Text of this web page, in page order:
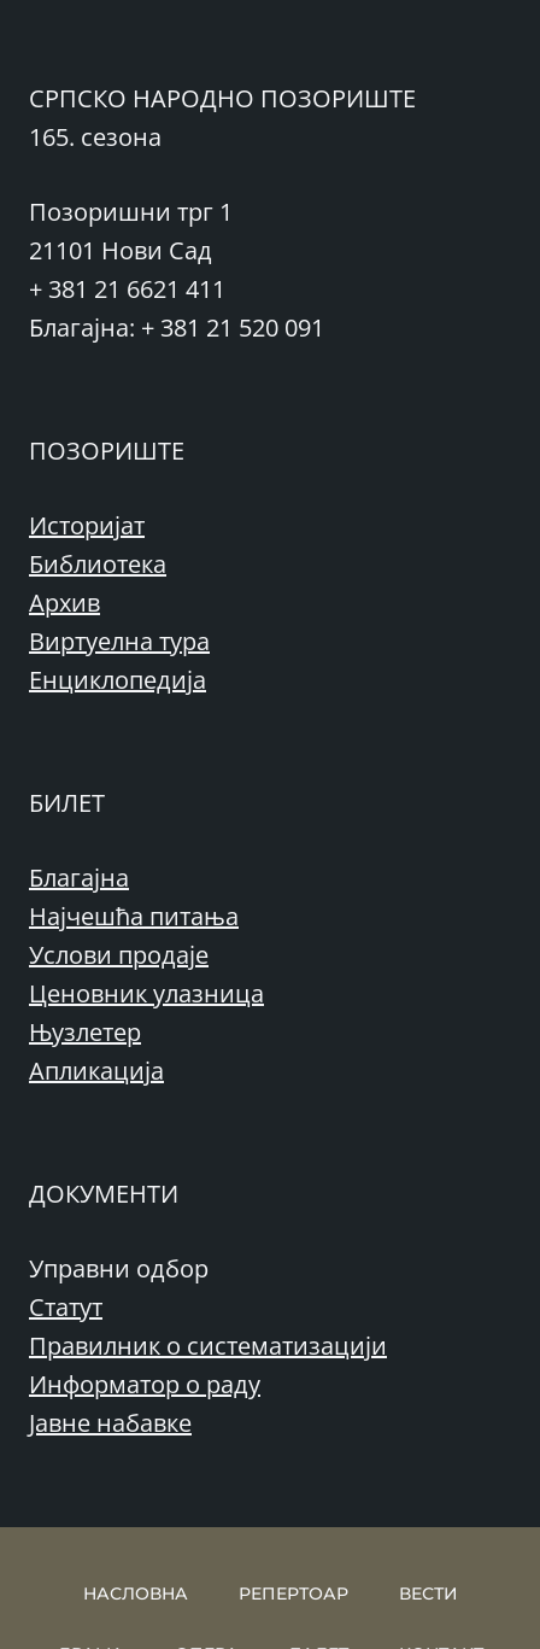
СРПСКО НАРОДНО ПОЗОРИШТЕ
165. сезона
Позоришни трг 1
21101 Нови Сад
+ 381 21 6621 411
Благајна: + 381 21 520 091
ПОЗОРИШТЕ
Историјат
Библиотека
Архив
Виртуелна тура
Енциклопедија
БИЛЕТ
Благајна
Најчешћа питања
Услови продаје
Ценовник улазница
Њузлетер
Апликација
ДОКУМЕНТИ
Управни одбор
Статут
Правилник о систематизацији
Информатор о раду
Јавне набавке
НАСЛОВНА РЕПЕРТОАР ВЕСТИ